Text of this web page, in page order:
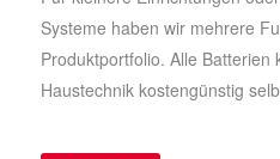
Systeme haben wir mehrere
Produktportfolio. Alle Batterien
Haustechnik kostengünstig